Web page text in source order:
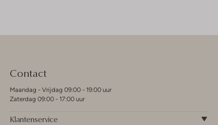
Contact
Maandag - Vrijdag 09:00 - 19:00 uur
Zaterdag 09:00 - 17:00 uur
Klantenservice